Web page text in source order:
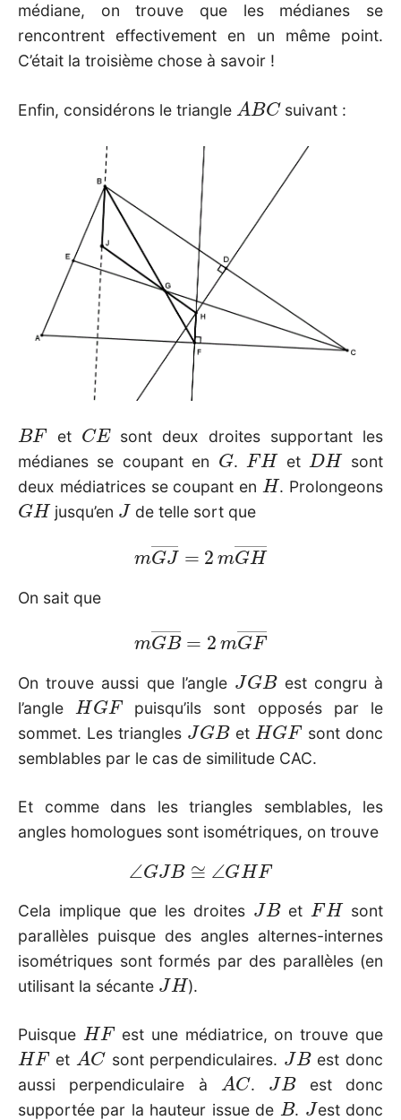
médiane, on trouve que les médianes se
rencontrent effectivement en un même point.
C’était la troisième chose à savoir !
Enfin, considérons le triangle
A BC
suivant :
BF
et
CE
sont deux droites supportant les
médianes se coupant en
G
.
FH
et
DH
sont
deux médiatrices se coupant en
H
. Prolongeons
GH
jusqu’en
J
de telle sort que
GJ― 2m GH―
On sait que
GB― 2m GF―
On trouve aussi que l’angle
JGB
est congru à
l’angle
HGF
puisqu’ils sont opposés par le
sommet. Les triangles
JGB
et
HGF
sont donc
semblables par le cas de similitude CAC.
Et comme dans les triangles semblables, les
angles homologues sont isométriques, on trouve
∠GJB ≅ ∠GHF
Cela implique que les droites
JB
et
FH
sont
parallèles puisque des angles alternes-internes
isométriques sont formés par des parallèles (en
utilisant la sécante
JH
).
Puisque
HF
est une médiatrice, on trouve que
HF
et
AC
sont perpendiculaires.
JB
est donc
aussi perpendiculaire à
AC
.
JB
est donc
supportée par la hauteur issue de
B
.
J
est donc